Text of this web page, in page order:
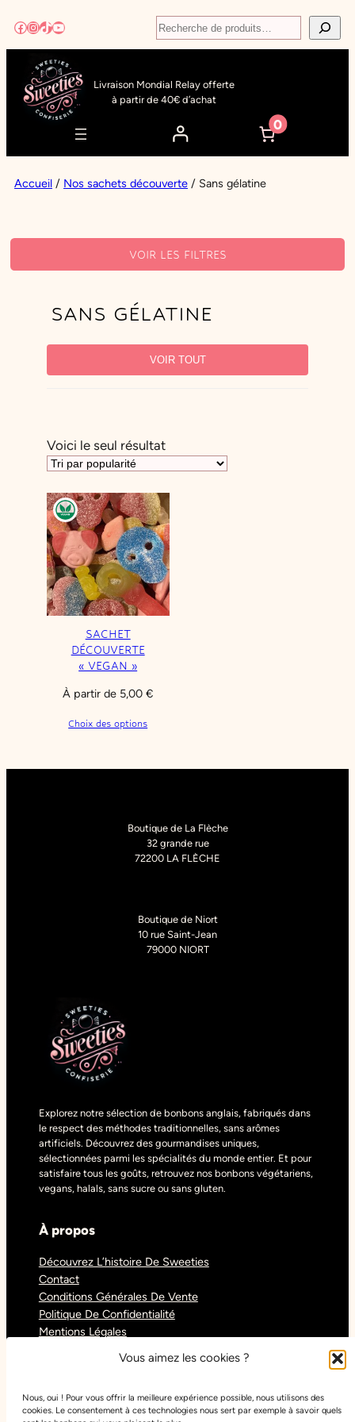
Vous aimez les cookies ?
Nous, oui ! Pour vous offrir la meilleure expérience possible, nous utilisons des
cookies. Le consentement à ces technologies nous sert par exemple à savoir quels
au
contenu
Facebook
Instagram
TikTok
YouTube Recherche
Livraison Mondial Relay offerte
à partir de 40€ d’achat
0
Accueil / Nos sachets découverte / Sans gélatine
VOIR LES FILTRES
FILTRES ACTIFS
FILTRER PAR TAG
Halal Sans gluten Sans produits laitiers
Sans sucre
PARFUM
TYPE DE BONBON
SANS GÉLATINE
VOIR TOUT
Voici le seul résultat
SACHET
DÉCOUVERTE
« VEGAN »
À partir de 5,00 €
Choix des options
Boutique de La Flèche
32 grande rue
72200 LA FLÈCHE
Boutique de Niort
10 rue Saint-Jean
79000 NIORT
Explorez notre sélection de bonbons anglais, fabriqués dans
le respect des méthodes traditionnelles, sans arômes
artificiels. Découvrez des gourmandises uniques,
sélectionnées parmi les spécialités du monde entier. Et pour
satisfaire tous les goûts, retrouvez nos bonbons végétariens,
vegans, halals, sans sucre ou sans gluten.
À propos
Découvrez L’histoire De Sweeties
Contact
Conditions Générales De Vente
Politique De Confidentialité
Mentions Légales
Réseaux sociaux